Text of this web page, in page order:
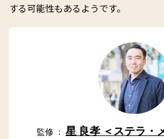
する可能性もあるようです。
監修 ： 星 良孝 ＜ステラ・